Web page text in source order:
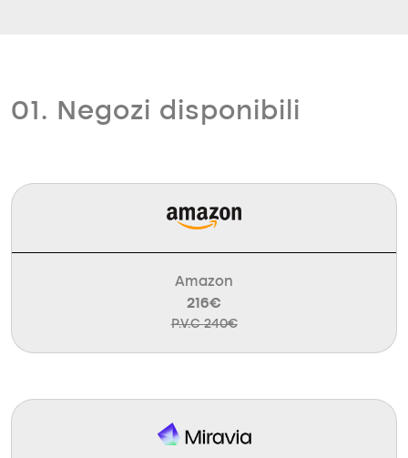
01. Negozi disponibili
Amazon
216€
P.V.C 240€